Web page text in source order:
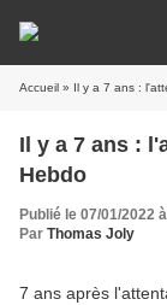
Accueil » Il y a 7 ans :
Il y a 7 ans :
Hebdo
Publié le 07/01/2022
Par Thomas Joly
7 ans après